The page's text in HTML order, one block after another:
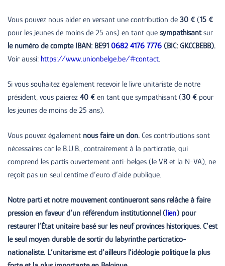
Vous pouvez nous aider en versant une contribution de 30 € (15 €
pour les jeunes de moins de 25 ans) en tant que sympathisantsur
le numéro de compte IBAN: BE91 0682 4176 7776 (BIC: GKCCBEBB).
Voir aussi: https://www.unionbelge.be/#contact.
Si vous souhaitez également recevoir le livre unitariste de notre
président, vous paierez 40 € en tant que sympathisant (30 € pour
les jeunes de moins de 25 ans).
Vous pouvez également nous faire un don. Ces contributions sont
nécessaires car le B.U.B., contrairement à la particratie, qui
comprend les partis ouvertement anti-belges (le VB et la N-VA), ne
reçoit pas un seul centime d’euro d’aide publique.
Notre parti et notre mouvement continueront sans relâche à faire
pression en faveur d’un référendum institutionnel ( lien) pour
restaurer l’État unitaire basé sur les neuf provinces historiques. C’est
le seul moyen durable de sortir du labyrinthe particratico-
nationaliste. L’unitarisme est d’ailleurs l’idéologie politique la plus